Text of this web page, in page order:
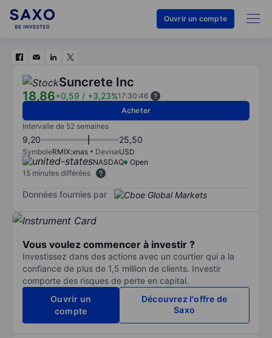
Ouvrir un compte
Suncrete Inc
18,86+0,59 / +3,23%17:30:46
Acheter
Intervalle de 52 semaines
9,20 25,50
SymboleRMIX:xnas DeviseUSD
NASDAQ
Open
15 minutes différées
Données fournies par
Vous voulez commencer à investir ?
Investissez dans des actions avec un courtier qui a la
confiance de plus de 1,5 million de clients. Investir
comporte des risques de perte en capital.
Ouvrir un
compte
Découvrez l'offre de
Saxo